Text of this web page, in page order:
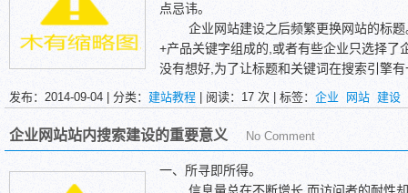
点忌讳。
企业网站建设之后频繁更换网站的标题
+产品关键字组成的,或者有些企业只选择了
没有想好,为了让标题和关键词在搜索引擎
下标题,刚开始的时候百度可能都有收录,可
了。这种情况要持续一段时间之后,才会改
企业网站建设之前不要随便找人做网页,
否则,有可能你的网站会做的很简陋、企业
良的点击。企业网站好比公司在互联网上
业形象。而销售人员的承诺和服务一定要
发布：2014-09-04 | 分类： 建站教程 | 阅读： 17 次 | 标签： 企业 网站 建设
企业网站站内搜索建设的重要意义 No Comment
一、所寻即所得。